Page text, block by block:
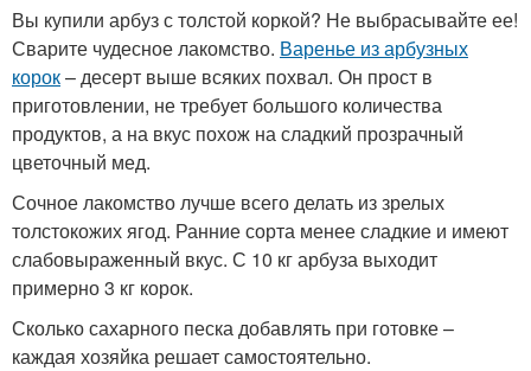
Вы купили арбуз с толстой коркой? Не выбрасывайте ее!
Сварите чудесное лакомство. Варенье из арбузных
корок– десерт выше всяких похвал. Он прост в
приготовлении, не требует большого количества
продуктов, а на вкус похож на сладкий прозрачный
цветочный мед.
Сочное лакомство лучше всего делать из зрелых
толстокожих ягод. Ранние сорта менее сладкие и имеют
слабовыраженный вкус. С 10 кг арбуза выходит
примерно 3 кг корок.
Сколько сахарного песка добавлять при готовке –
каждая хозяйка решает самостоятельно.